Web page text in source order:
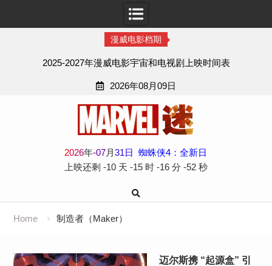
漫威电影档期
2025-2027年漫威电影宇宙和电视剧上映时间表
2026年08月09日
2026年-07月31日
蜘蛛侠4：全新日
上映还剩 -10 天 -15 时 -16 分 -52 秒
Home 制造者（Maker）
迈尔斯携 “起源盒” 引